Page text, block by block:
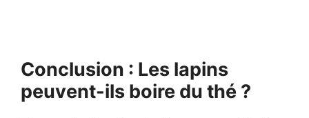
Conclusion : Les lapins
peuvent-ils boire du thé ?